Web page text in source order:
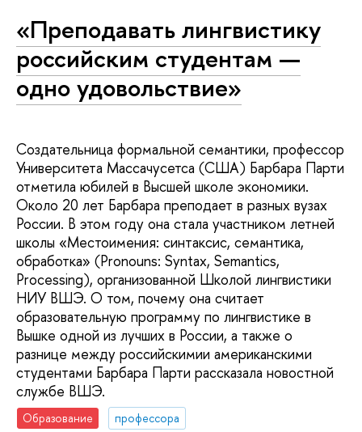
«Преподавать лингвистику
российским студентам —
одно удовольствие»
Создательница формальной семантики, профессор
Университета Массачусетса (США) Барбара Парти
отметила юбилей в Высшей школе экономики.
Около 20 лет Барбара преподает в разных вузах
России. В этом году она стала участником летней
школы «Местоимения: синтаксис, семантика,
обработка» (Pronouns: Syntax, Semantics,
Processing), организованной Школой лингвистики
НИУ ВШЭ. О том, почему она считает
образовательную программу по лингвистике в
Вышке одной из лучших в России, а также о
разнице между российскимии американскими
студентами Барбара Парти рассказала новостной
службе ВШЭ.
Образование
профессора